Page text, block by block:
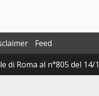
Feed
Roma al n°805 del 14/